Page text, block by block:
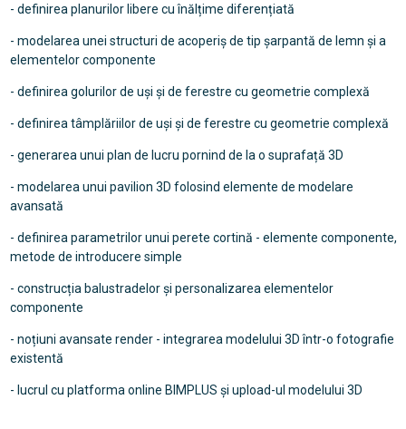
- definirea planurilor libere cu înălțime diferențiată
- modelarea unei structuri de acoperiș de tip șarpantă de lemn și a
elementelor componente
- definirea golurilor de uși și de ferestre cu geometrie complexă
- definirea tâmplăriilor de uși și de ferestre cu geometrie complexă
- generarea unui plan de lucru pornind de la o suprafață 3D
- modelarea unui pavilion 3D folosind elemente de modelare
avansată
- definirea parametrilor unui perete cortină - elemente componente,
metode de introducere simple
- construcția balustradelor și personalizarea elementelor
componente
- noțiuni avansate render - integrarea modelului 3D într-o fotografie
existentă
- lucrul cu platforma online BIMPLUS și upload-ul modelului 3D